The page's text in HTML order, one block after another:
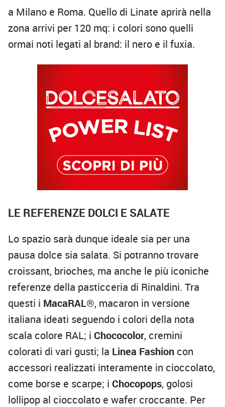
a Milano e Roma. Quello di Linate aprirà nella
zona arrivi per 120 mq: i colori sono quelli
ormai noti legati al brand: il nero e il fuxia.
LE REFERENZE DOLCI E SALATE
Lo spazio sarà dunque ideale sia per una
pausa dolce sia salata. Si potranno trovare
croissant, brioches, ma anche le più iconiche
referenze della pasticceria di Rinaldini. Tra
questi i MacaRAL®, macaron in versione
italiana ideati seguendo i colori della nota
scala colore RAL; i Chococolor, cremini
colorati di vari gusti; la Linea Fashion con
accessori realizzati interamente in cioccolato,
come borse e scarpe; i Chocopops, golosi
lollipop al cioccolato e wafer croccante. Per